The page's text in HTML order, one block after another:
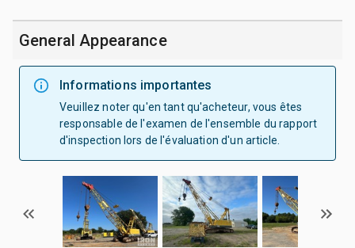
General Appearance
Informations importantes
Veuillez noter qu'en tant qu'acheteur, vous êtes
responsable de l'examen de l'ensemble du rapport
d'inspection lors de l'évaluation d'un article.